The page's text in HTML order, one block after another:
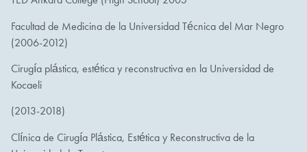
Facultad de Medicina de la Universidad Técnica del Mar Negro
(2006-2012)
Cirugía plástica, estética y reconstructiva en la Universidad de
Kocaeli
(2013-2018)
Clínica de Cirugía Plástica, Estética y Reconstructiva de la